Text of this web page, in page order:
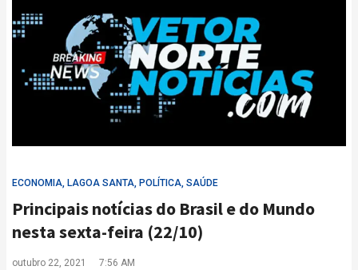
ECONOMIA, LAGOA SANTA, POLÍTICA, SAÚDE
Principais notícias do Brasil e do Mundo
nesta sexta-feira (22/10)
outubro 22, 2021 7:56 AM